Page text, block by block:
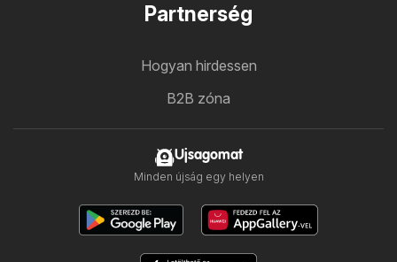
Partnerség
Hogyan hirdessen
B2B zóna
Ujsagomat
Minden újság egy helyen